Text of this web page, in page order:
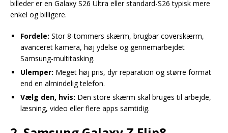
billeder er en Galaxy S26 Ultra eller standard-S26 typisk mere
enkel og billigere.
Fordele: Stor 8-tommers skærm, brugbar coverskærm,
avanceret kamera, høj ydelse og gennemarbejdet
Samsung-multitasking.
Ulemper: Meget høj pris, dyr reparation og større format
end en almindelig telefon.
Vælg den, hvis: Den store skærm skal bruges til arbejde,
læsning, video eller flere apps samtidig.